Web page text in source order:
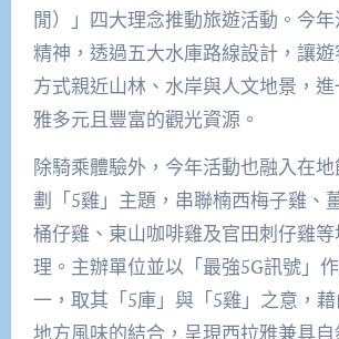
閒）」四大理念推動旅遊活動。今
精神，透過五大水庫路線設計，讓
方式親近山林、水岸與人文地景，
雅多元且豐富的觀光資源。
除騎乘體驗外，今年活動也融入在
劃「5雞」主題，串聯楠西梅子雞、
桶仔雞、東山咖啡雞及官田刺仔雞
理。主辦單位並以「最強5G訊號」
一，取其「5庫」與「5雞」之意，
地方風味的結合，呈現西拉雅兼具